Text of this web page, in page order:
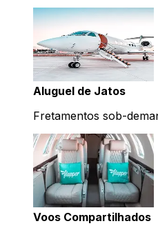
Aluguel de Jatos
Fretamentos sob-
Voos Compartilhados